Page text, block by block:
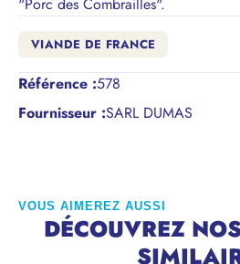
VIANDE DE FRANCE
Référence :578
Fournisseur :SARL DUMAS
VOUS AIMEREZ AUSSI
DÉCOUVREZ